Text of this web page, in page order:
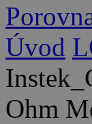
Úvod
Ohm